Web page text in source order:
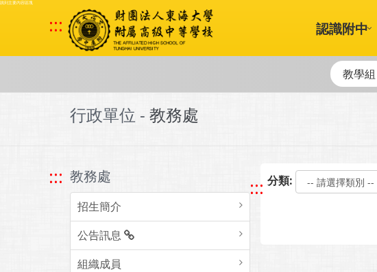
跳到主要內容區塊
::: 認識附中
教學組
行政單位 - 教務處
::: 教務處
招生簡介
公告訊息
組織成員
::: 分類: